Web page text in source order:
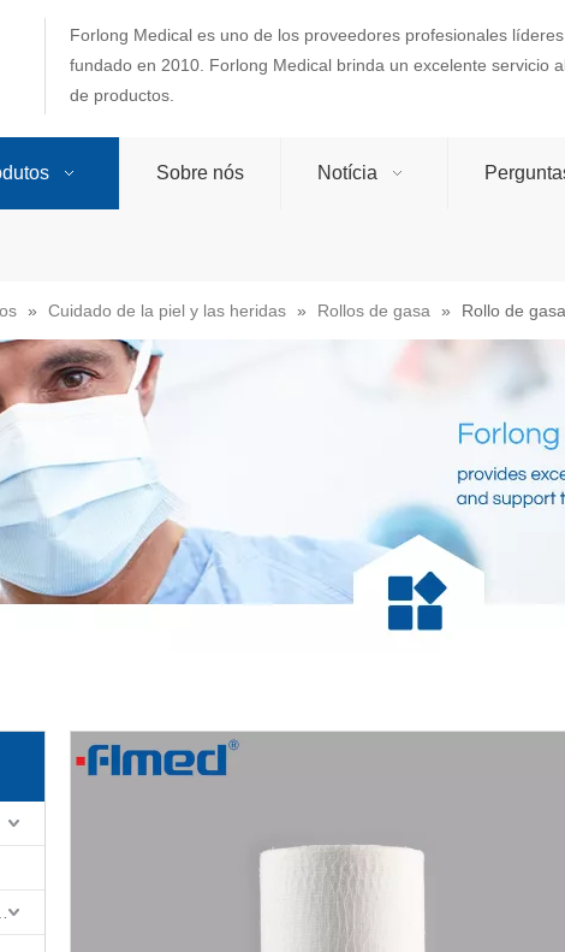
Forlong Medical es uno de los proveedores profesionales
fundado en 2010. Forlong Medical brinda un excelente servicio
de productos.
Sobre nós Notícia
» Cuidado de la piel y las heridas » Rollos de gasa » Rollo de